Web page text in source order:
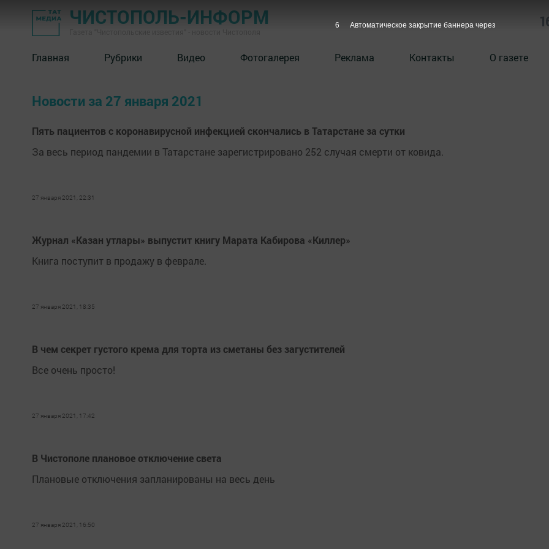
ЧИСТОПОЛЬ-ИНФОРМ
Главная Рубрики Видео Фотогалерея Реклама Контакты О газете
Новости за 27 января 2021
Пять пациентов с коронавирусной инфекцией скончались в Татарстане за сутки
За весь период пандемии в Татарстане зарегистрировано 252 случая смерти от ковида.
27 января 2021, 22:31
Журнал «Казан утлары» выпустит книгу Марата Кабирова «Киллер»
Книга поступит в продажу в феврале.
27 января 2021, 18:35
В чем секрет густого крема для торта из сметаны без загустителей
Все очень просто!
27 января 2021, 17:42
В Чистополе плановое отключение света
Плановые отключения запланированы на весь день
27 января 2021, 16:50
5 Автоматическое закрытие баннера через